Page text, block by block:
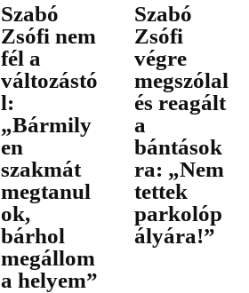
Szabó
Zsófi nem
fél a
változástó
l:
„Bármily
en
szakmát
megtanul
ok,
bárhol
megállom
a helyem”
Szabó
Zsófi
végre
megszólal
és reagált
a
bántások
ra: „Nem
tettek
parkolóp
ályára!”